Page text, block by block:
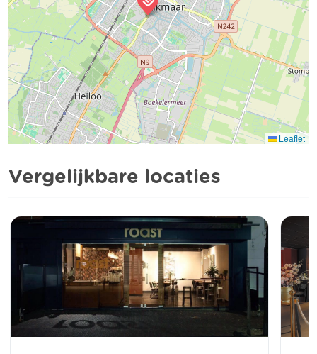
Leaflet
Vergelijkbare locaties